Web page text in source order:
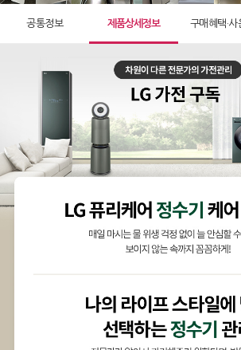
공통정보 제품상세정보 구매혜택·사